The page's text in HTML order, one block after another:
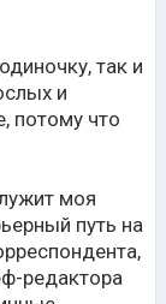
так и
и
потому что
моя
путь на
редактора